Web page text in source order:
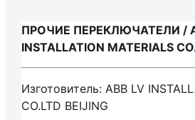
ПРОЧИЕ ПЕРЕКЛЮЧАТЕЛИ /
INSTALLATION MATERIALS
Изготовитель: ABB LV
CO.LTD BEIJING